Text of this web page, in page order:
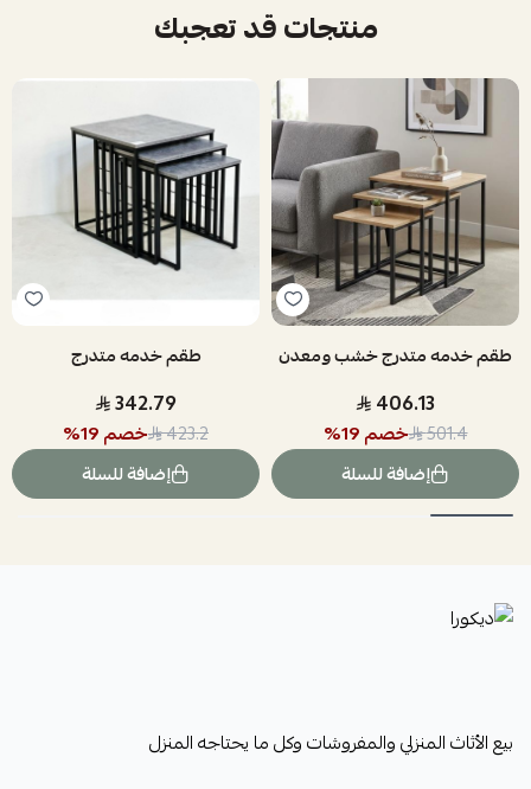
منتجات قد تعجبك
طقم خدمه متدرج خشب ومعدن
406.13
501.4 خصم19
%
إضافة للسلة
طقم خدمه متدرج
342.79
423.2 خصم19
%
إضافة للسلة
ديكورا
بيع الأثاث المنزلي والمفروشات وكل ما يحتاجه المنزل